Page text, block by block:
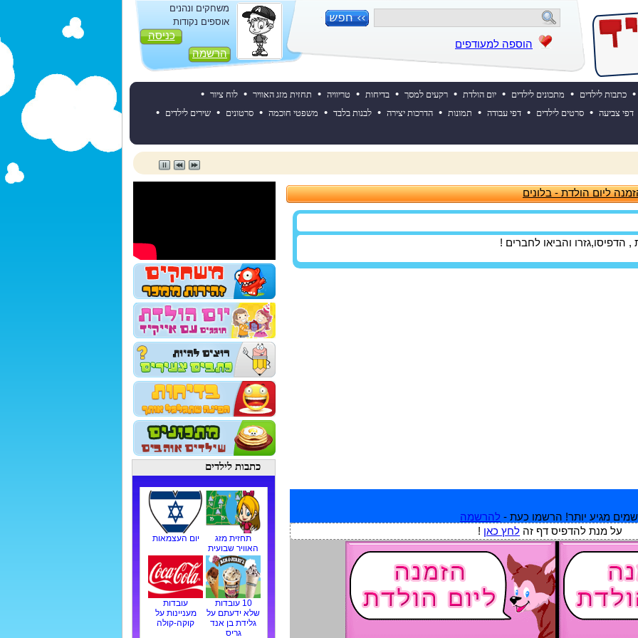
הוספה למעודפים
משחקים ונהנים
אוספים נקודות
כניסה
הרשמה
• כתבות לילדים • מתכונים לילדים • יום הולדת • רקעים למסך • בדיחות • טריוויה • תחזית מזג האוויר • לוח ציור •
דפי צביעה • סרטים לילדים • דפי עבודה • תמונות • הדרכות יצירה • לבנות בלבד • משפטי חוכמה • סרטונים • שירים לילדים •
ליום הולדת - בלונים
הדפיסו,גזרו והביאו לחברים !
מגיע יותר! הרשמו כעת - להרשמה
על מנת להדפיס דף זה לחץ כאן !
כתבות לילדים
תחזית מזג
האוויר שבועית
יום העצמאות
10 עובדות
שלא ידעתם על
גלידת בן אנד
גריס
עובדות
מעניינות על
קוקה-קולה